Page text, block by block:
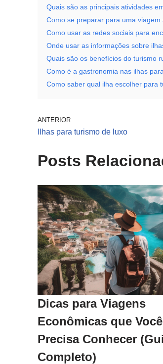
Quais são as principais atividades
Como se preparar para uma
Como usar as redes sociais para
Onde usar as informações sobre
Quais são os benefícios do turismo
Como é a gastronomia nas ilhas
Como saber qual ilha escolher para
ANTERIOR
Ilhas para turismo de luxo
Posts
Dicas para Viagens
Econômicas que Você
Precisa Conhecer
Completo)